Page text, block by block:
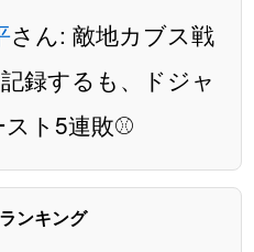
さん: 敵地カブス戦
録するも、ドジャ
ト5連敗⚾️
ンキング